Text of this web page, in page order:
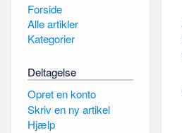
Forside
Alle artikler
Kategorier
Deltagelse
Opret en konto
Skriv en ny artikel
Hjælp